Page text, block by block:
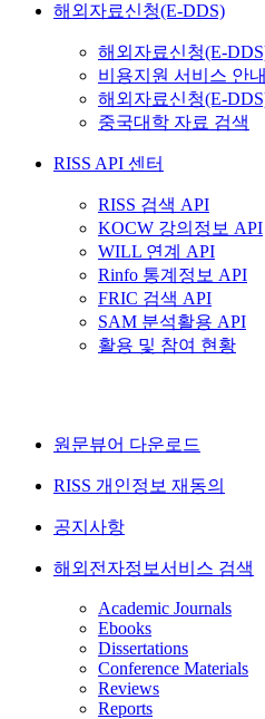
해외자료신청(E-DDS)
해외자료신청(E-
비용지원 서비스 안내
해외자료신청(E-
중국대학 자료 검색
RISS API 센터
RISS 검색 API
KOCW 강의정보 API
WILL 연계 API
Rinfo 통계정보 API
FRIC 검색 API
SAM 분석활용 API
활용 및 참여 현황
원문뷰어 다운로드
RISS 개인정보 재동의
공지사항
해외전자정보서비스 검색
Academic Journals
Ebooks
Dissertations
Conference Materials
Reviews
Reports